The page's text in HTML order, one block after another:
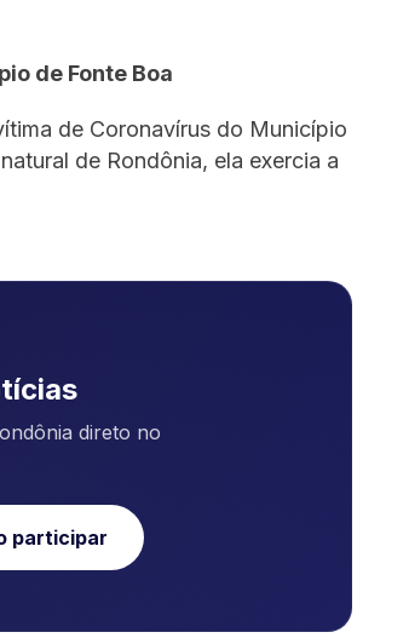
de Fonte Boa
de Coronavírus do Município
de Rondônia, ela exercia a
direto no
participar